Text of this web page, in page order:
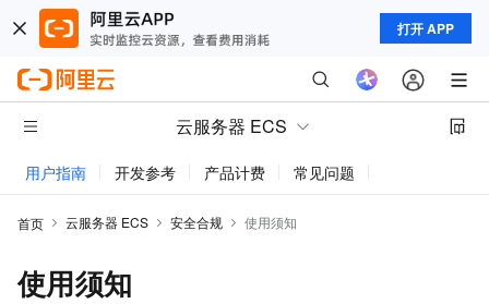
打开 APP
云服务器 ECS
用户指南 开发参考 产品计费 常见问题
首页 云服务器 ECS 安全合规 使用须知
使用须知